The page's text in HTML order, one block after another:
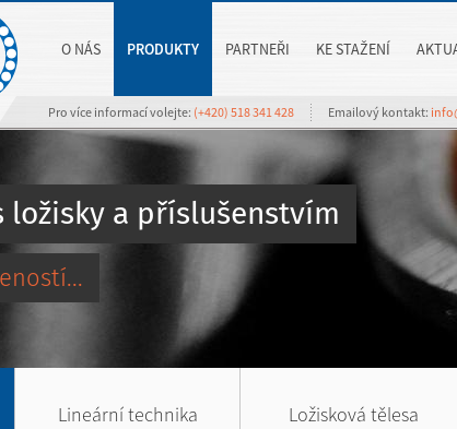
O NÁS PRODUKTY PARTNEŘI KE STAŽENÍ
Pro více informací volejte: (+420) 518 341 428 Emailový kontakt:
ložisky a příslušenstvím
Lineární technika Ložisková tělesa